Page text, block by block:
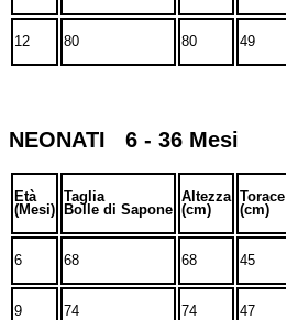
12 80 80 49
NEONATI 6 - 36 Mesi
Età
(Mesi)
Taglia
Bolle di Sapone
Altezza
(cm)
Torace
(cm)
6 68 68 45
9 74 74 47